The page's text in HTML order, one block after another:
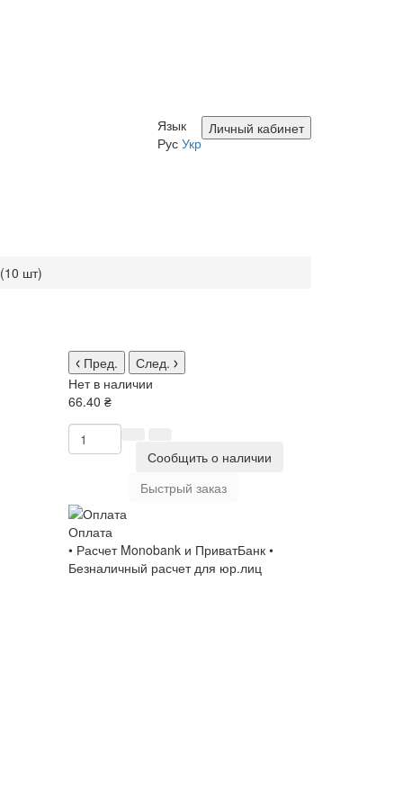
Личный кабинет
Язык
Рус Укр
шт)
Пред.
След.
Нет в наличии
66.40 ₴
Сообщить о наличии
Быстрый заказ
Оплата
• Расчет Monobank и ПриватБанк •
Безналичный расчет для юр.лиц